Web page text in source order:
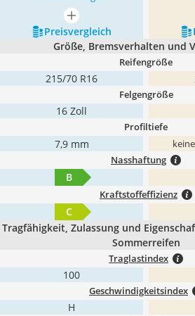
mehr anzeigen
Preis­vergleich
Größe, Bremsverhalten und
Reifengröße
215/70 R16
Felgengröße
16 Zoll
Profiltiefe
7,9 mm
Nasshaftung
B
Kraftstoffeffizienz
C
Tragfähigkeit, Zulassung und
Sommerreifen
Traglastindex
100
Geschwindigkeitsindex
H